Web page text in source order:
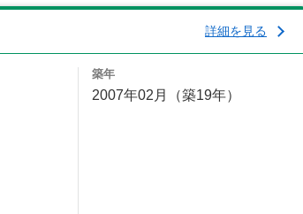
詳細を見る
築年
2007年02月（築19年）